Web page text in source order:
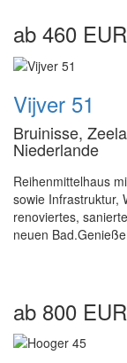
ab 460 EUR
Vijver 51
Bruinisse,
Niederlande
Reihenmittelhaus
sowie Infrastruktur,
renoviertes,
neuen
ab 800 EUR